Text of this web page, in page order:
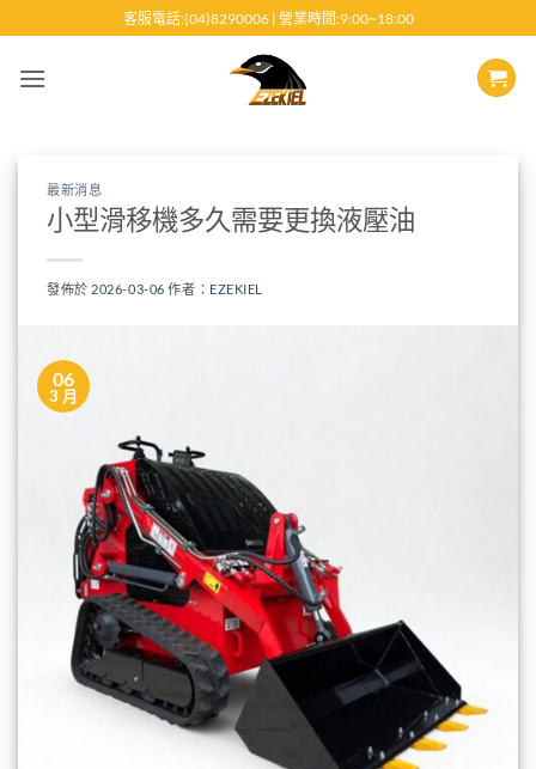
至
客服電話:(04)8290006 | 營業時間:9:00~18:00
最新消息
小型滑移機多久需要更換液壓油
發佈於 2026-03-06 作者： EZEKIEL
06
3 月